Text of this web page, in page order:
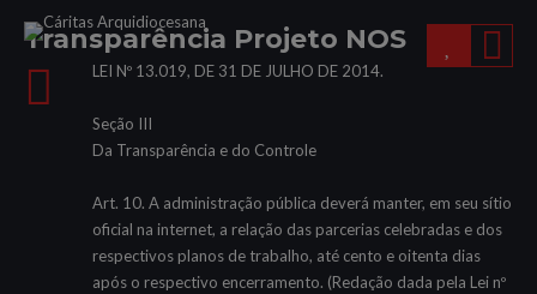
Transparência Projeto NOS
LEI Nº 13.019, DE 31 DE JULHO DE 2014.
Seção III
Da Transparência e do Controle
Art. 10. A administração pública deverá manter, em seu sítio
oficial na internet, a relação das parcerias celebradas e dos
respectivos planos de trabalho, até cento e oitenta dias
após o respectivo encerramento. (Redação dada pela Lei nº